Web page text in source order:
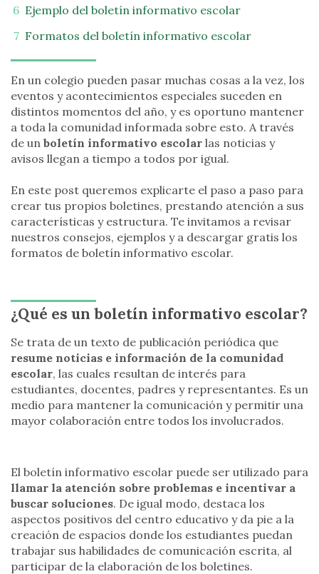
Ejemplo del boletín informativo escolar
Formatos del boletín informativo escolar
En un colegio pueden pasar muchas cosas a la vez, los
eventos y acontecimientos especiales suceden en
distintos momentos del año, y es oportuno mantener
a toda la comunidad informada sobre esto. A través
de un boletín informativo escolar las noticias y
avisos llegan a tiempo a todos por igual.
En este post queremos explicarte el paso a paso para
crear tus propios boletines, prestando atención a sus
características y estructura. Te invitamos a revisar
nuestros consejos, ejemplos y a descargar gratis los
formatos de boletín informativo escolar.
¿Qué es un boletín informativo escolar?
Se trata de un texto de publicación periódica que
resume noticias e información de la comunidad
escolar, las cuales resultan de interés para
estudiantes, docentes, padres y representantes. Es un
medio para mantener la comunicación y permitir una
mayor colaboración entre todos los involucrados.
El boletín informativo escolar puede ser utilizado para
llamar la atención sobre problemas e incentivar a
buscar soluciones. De igual modo, destaca los
aspectos positivos del centro educativo y da pie a la
creación de espacios donde los estudiantes puedan
trabajar sus habilidades de comunicación escrita, al
participar de la elaboración de los boletines.